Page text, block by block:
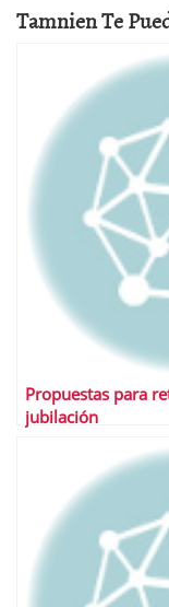
Tamnien Te
Propuestas para
jubilación